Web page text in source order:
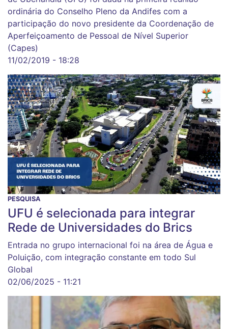
ordinária do Conselho Pleno da Andifes com a
participação do novo presidente da Coordenação de
Aperfeiçoamento de Pessoal de Nível Superior
(Capes)
11/02/2019 - 18:28
PESQUISA
UFU é selecionada para integrar
Rede de Universidades do Brics
Entrada no grupo internacional foi na área de Água e
Poluição, com integração constante em todo Sul
Global
02/06/2025 - 11:21